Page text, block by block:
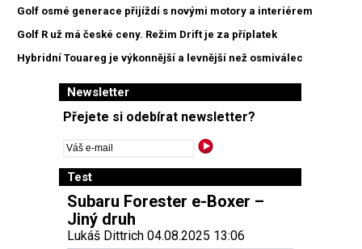
Golf osmé generace přijíždí s novými motory a interiérem
Golf R už má české ceny. Režim Drift je za příplatek
Hybridní Touareg je výkonnější a levnější než osmiválec
Newsletter
Přejete si odebírat newsletter?
Test
Subaru Forester e-Boxer –
Jiný druh
Lukáš Dittrich 04.08.2025 13:06